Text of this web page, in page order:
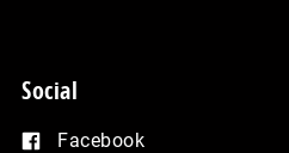
Social
Facebook